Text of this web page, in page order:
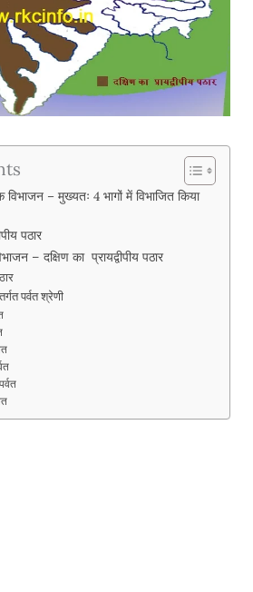
विभाजन – मुख्यतः 4 भागों में विभाजित किया
पठार
– दक्षिण का प्रायद्वीपीय पठार
पर्वत श्रेणी